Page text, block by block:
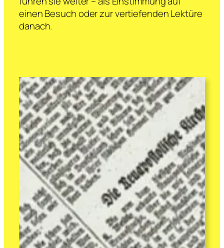
einen Besuch oder zur vertiefenden Lektüre
danach.